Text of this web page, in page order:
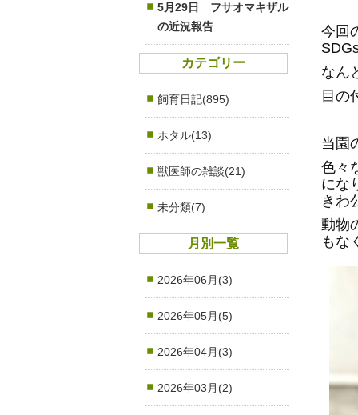
今回
なん
目の
当園
色々
にな
きわ
動物
もな
5月29日 フサオマキザル
の近況報告
カテゴリー
飼育日記(895)
ホタル(13)
獣医師の雑談(21)
未分類(7)
月別一覧
2026年06月(3)
2026年05月(5)
2026年04月(3)
2026年03月(2)